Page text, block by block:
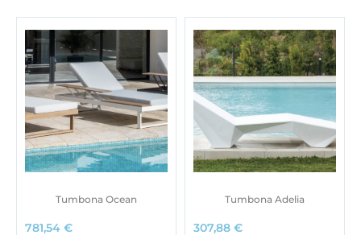
Tumbona Ocean
781,54 €
Tumbona Adelia
307,88 €